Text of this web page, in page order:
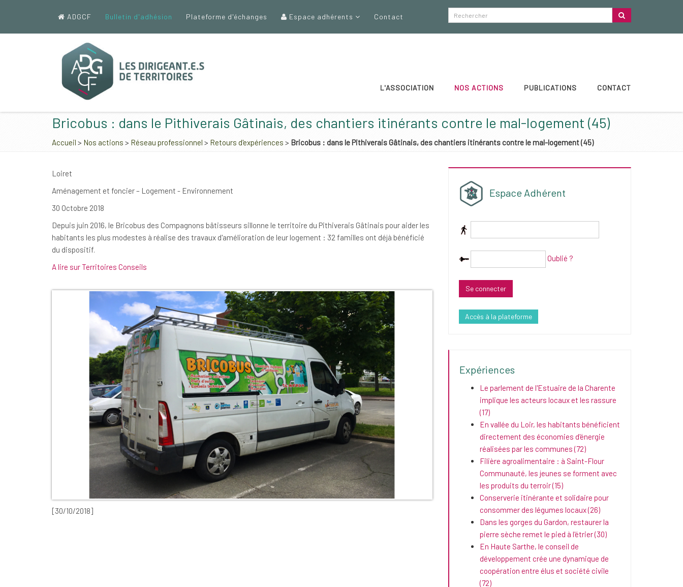
ADGCF Bulletin d'adhésion Plateforme d'échanges Espace adhérents Contact
L'ASSOCIATION NOS ACTIONS PUBLICATIONS CONTACT
Bricobus : dans le Pithiverais Gâtinais, des chantiers itinérants contre le mal-logement (45)
Accueil > Nos actions > Réseau professionnel > Retours d'expériences > Bricobus : dans le Pithiverais Gâtinais, des chantiers itinérants contre le mal-logement (45)
Loiret
Aménagement et foncier – Logement - Environnement
30 Octobre 2018
Depuis juin 2016, le Bricobus des Compagnons bâtisseurs sillonne le territoire du Pithiverais Gâtinais pour aider les
habitants les plus modestes à réalise des travaux d'amélioration de leur logement : 32 familles ont déjà bénéficié
du dispositif.
A lire sur Territoires Conseils
[30/10/2018]
Espace Adhérent
Oublié ?
Accès à la plateforme
Expériences
Le parlement de l'Estuaire de la Charente
implique les acteurs locaux et les rassure
(17)
En vallée du Loir, les habitants bénéficient
directement des économies d'énergie
réalisées par les communes (72)
Filière agroalimentaire : à Saint-Flour
Communauté, les jeunes se forment avec
les produits du terroir (15)
Conserverie itinérante et solidaire pour
consommer des légumes locaux (26)
Dans les gorges du Gardon, restaurer la
pierre sèche remet le pied à l'étrier (30)
En Haute Sarthe, le conseil de
développement crée une dynamique de
coopération entre élus et société civile
(72)